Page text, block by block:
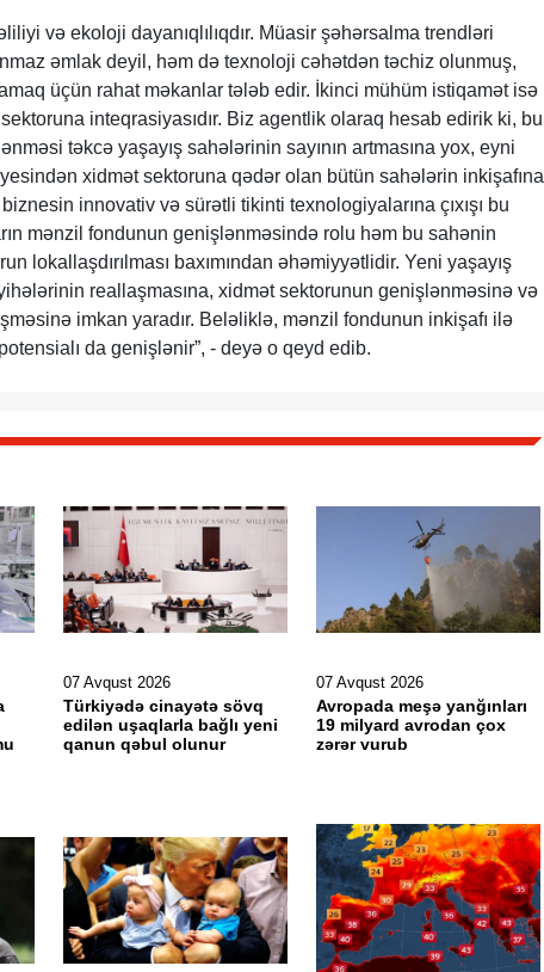
və ekoloji dayanıqlılıqdır. Müasir şəhərsalma trendləri
əmlak deyil, həm də texnoloji cəhətdən təchiz olunmuş,
üçün rahat məkanlar tələb edir. İkinci mühüm istiqamət isə
inteqrasiyasıdır. Biz agentlik olaraq hesab edirik ki, bu
təkcə yaşayış sahələrinin sayının artmasına yox, eyni
xidmət sektoruna qədər olan bütün sahələrin inkişafına
innovativ və sürətli tikinti texnologiyalarına çıxışı bu
mənzil fondunun genişlənməsində rolu həm bu sahənin
lokallaşdırılması baxımından əhəmiyyətlidir. Yeni yaşayış
reallaşmasına, xidmət sektorunun genişlənməsinə və
imkan yaradır. Beləliklə, mənzil fondunun inkişafı ilə
da genişlənir”, - deyə o qeyd edib.
07 Avqust 2026
Türkiyədə cinayətə sövq
edilən uşaqlarla bağlı yeni
qanun qəbul olunur
07 Avqust 2026
Avropada meşə yanğınları
19 milyard avrodan çox
zərər vurub